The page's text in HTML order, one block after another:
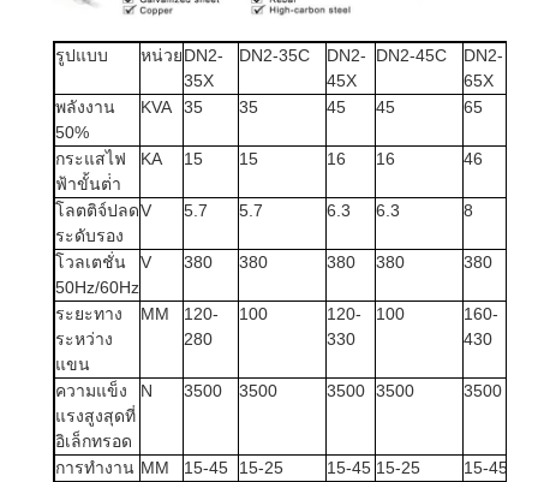
รูปแบบ หน่วยDN2-
35X
DN2-35C
DN2-
45X
DN2-45C
DN2-
65X
พลังงาน
50%
KVA 35 35 45 45 65
กระแสไฟ
ฟ้าขั้นต่ํา
KA 15 15 16 16 46
โลตติจ์ปลด
ระดับรอง
V 5.7 5.7 6.3 6.3 8
โวลเตชั่น
50Hz/60Hz
V 380 380 380 380 380
ระยะทาง
ระหว่าง
แขน
MM
120-
280
100
120-
330
100
160-
430
ความแข็ง
แรงสูงสุดที่
อิเล็กทรอด
N 3500 3500 3500 3500 3500
การทํางาน MM 15-45 15-25 15-45 15-25 15-45